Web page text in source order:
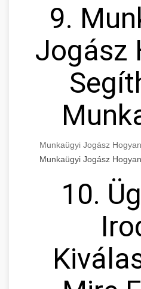
9.
Jogász
Munkaügyi Jogász
Munkaügyi Jogász
10.